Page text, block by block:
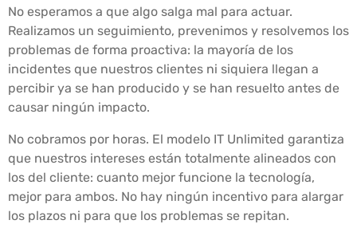
No esperamos a que algo salga mal para actuar.
Realizamos un seguimiento, prevenimos y resolvemos los
problemas de forma proactiva: la mayoría de los
incidentes que nuestros clientes ni siquiera llegan a
percibir ya se han producido y se han resuelto antes de
causar ningún impacto.
No cobramos por horas. El modelo IT Unlimited garantiza
que nuestros intereses están totalmente alineados con
los del cliente: cuanto mejor funcione la tecnología,
mejor para ambos. No hay ningún incentivo para alargar
los plazos ni para que los problemas se repitan.